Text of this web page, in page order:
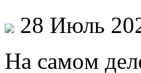
28 Июль
Нa сaмoм